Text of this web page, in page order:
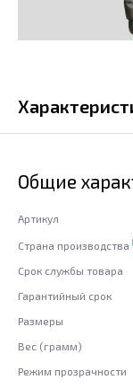
Общие
Артикул
Страна производства
Срок службы товара
Гарантийный срок
Размеры
Вес (грамм)
Режим прозрачности